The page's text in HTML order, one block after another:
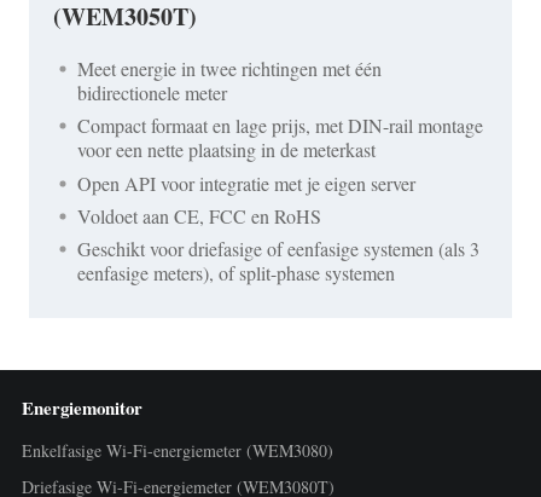
(WEM3050T)
Meet energie in twee richtingen met één
bidirectionele meter
Compact formaat en lage prijs, met DIN-rail montage
voor een nette plaatsing in de meterkast
Open API voor integratie met je eigen server
Voldoet aan CE, FCC en RoHS
Geschikt voor driefasige of eenfasige systemen (als 3
eenfasige meters), of split-phase systemen
Energiemonitor
Enkelfasige Wi-Fi-energiemeter (WEM3080)
Driefasige Wi-Fi-energiemeter (WEM3080T)